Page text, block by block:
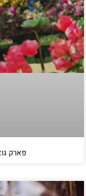
פארק